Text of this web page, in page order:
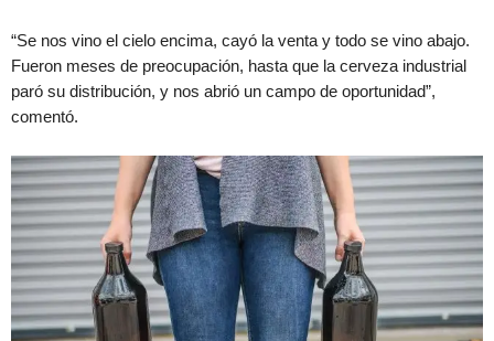
“Se nos vino el cielo encima, cayó la venta y todo se vino abajo.
Fueron meses de preocupación, hasta que la cerveza industrial
paró su distribución, y nos abrió un campo de oportunidad”,
comentó.